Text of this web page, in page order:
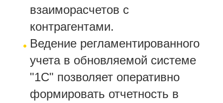
взаиморасчетов с
контрагентами.
Ведение регламентированного
учета в обновляемой системе
"1С" позволяет оперативно
формировать отчетность в